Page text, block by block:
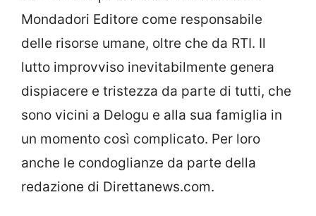
Mondadori Editore come responsabile
delle risorse umane, oltre che da RTI. Il
lutto improvviso inevitabilmente genera
dispiacere e tristezza da parte di tutti, che
sono vicini a Delogu e alla sua famiglia in
un momento così complicato. Per loro
anche le condoglianze da parte della
redazione di Direttanews.com.